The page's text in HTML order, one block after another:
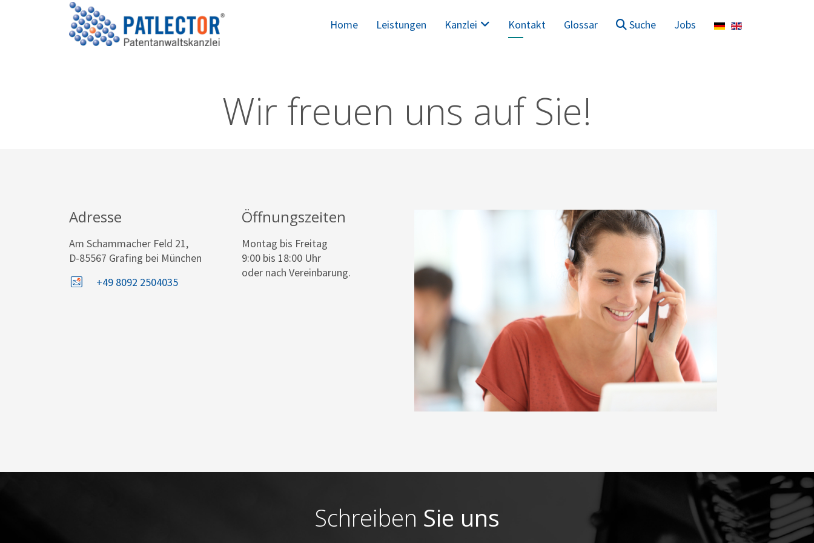
Home Leistungen Kanzlei Kontakt Glossar Suche Jobs Sprache auswählen
Wir freuen uns auf Sie!
Adresse
Am Schammacher Feld 21,
D-85567 Grafing bei München
+49 8092 2504035
Öffnungszeiten
Montag bis Freitag
9:00 bis 18:00 Uhr
oder nach Vereinbarung.
Schreiben Sie uns